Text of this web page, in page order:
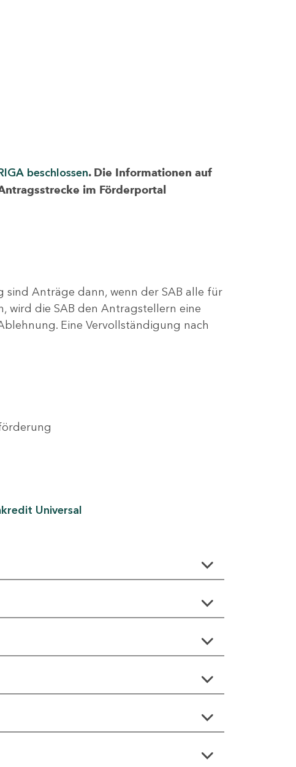
beschlossen. Die Informationen auf
im Förderportal
Anträge dann, wenn der SAB alle für
wird die SAB den Antragstellern eine
Eine Vervollständigung nach
Universal